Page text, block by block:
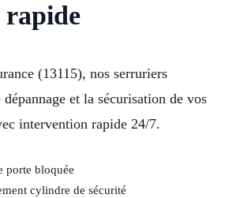
rapide
(13115), nos serruriers
et la sécurisation de vos
intervention rapide 24/7.
porte bloquée
cylindre de sécurité